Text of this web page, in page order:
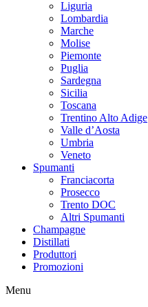
Liguria
Lombardia
Marche
Molise
Piemonte
Puglia
Sardegna
Sicilia
Toscana
Trentino Alto Adige
Valle d’Aosta
Umbria
Veneto
Spumanti
Franciacorta
Prosecco
Trento DOC
Altri Spumanti
Champagne
Distillati
Produttori
Promozioni
Menu